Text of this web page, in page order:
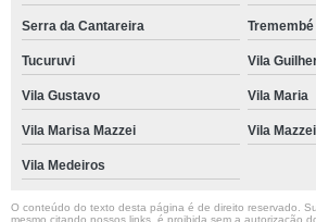
Serra da Cantareira Tremembé
Tucuruvi Vila
Vila Gustavo Vila Maria
Vila Marisa Mazzei Vila Mazzei
Vila Medeiros
O conteúdo do texto desta página é de direito reservado.
mesmo citando nossos links, é proibida sem a autorização